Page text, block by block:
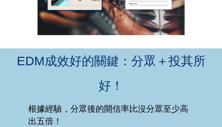
EDM成效好的關鍵：分眾＋投其所
好！
根據經驗，分眾後的開信率比沒分眾至少高
出五倍！